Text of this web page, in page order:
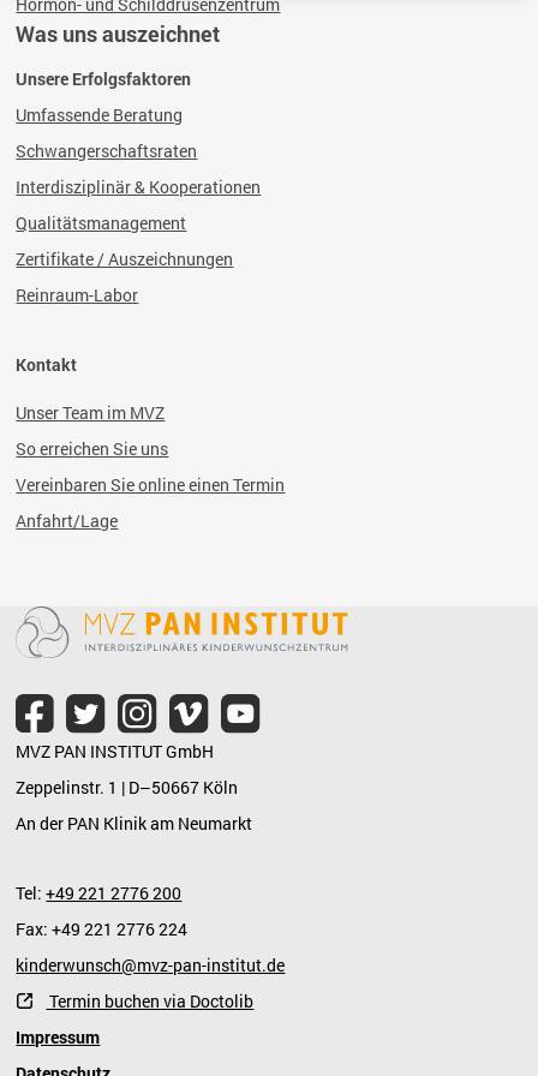
Was uns auszeichnet
Unsere Erfolgsfaktoren
Umfassende Beratung
Schwangerschaftsraten
Interdisziplinär & Kooperationen
Qualitätsmanagement
Zertifikate / Auszeichnungen
Reinraum-Labor
Kontakt
Unser Team im MVZ
So erreichen Sie uns
Vereinbaren Sie online einen Termin
Anfahrt/Lage
MVZ PAN INSTITUT GmbH
Zeppelinstr. 1 | D–50667 Köln
An der PAN Klinik am Neumarkt
Tel:+49 221 2776 200
Fax: +49 221 2776 224
kinderwunsch@mvz-pan-institut.de
Termin buchen via Doctolib
Impressum